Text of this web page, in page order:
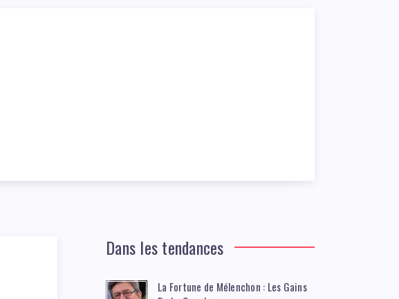
Dans les tendances
La Fortune de Mélenchon : Les Gains